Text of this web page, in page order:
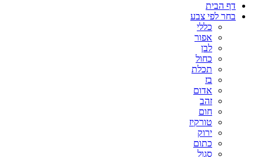
דף הבית
בחר לפי צבע
כללי
אפור
לבן
כחול
תכלת
בז
אדום
זהב
חום
טורקיז
ירוק
כתום
סגול